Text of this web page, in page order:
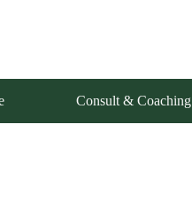
Consult & Coaching